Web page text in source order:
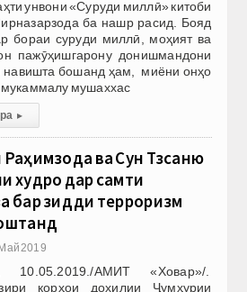
унвони «Суруди миллӣ» китоби
ба нашр расид. Бояд
бораи суруди миллӣ, моҳият ва
пажӯҳишгарону донишмандони
навишта бошанд ҳам, миёни онҳо
мукаммалу мушаххас
▸
ва Сун Тзсаню
худро дар самти
бар зидди терроризм
2019
10.05.2019./АМИТ «Ховар»/.
корҳои дохилии Ҷумҳурии